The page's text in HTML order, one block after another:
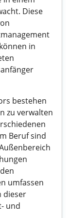
Diese
in
bestehen
zu verwalten
Beruf sind
umfassen
dieser
und